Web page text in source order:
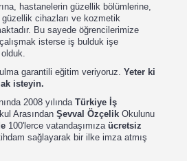
hastanelerin güzellik bölümlerine,
cihazları ve kozmetik
Bu sayede öğrencilerimize
isterse iş bulduk işe
garantili eğitim veriyoruz. Yeter ki
isteyin.
2008 yılında Türkiye İş
Arasından Şevval Özçelik Okulunu
100'lerce vatandaşımıza ücretsiz
sağlayarak bir ilke imza atmış